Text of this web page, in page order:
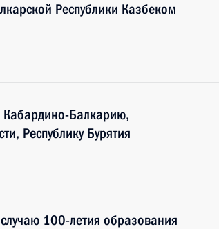
Республики Казбеком
Кабардино-Балкарию,
Республику Бурятия
100-летия образования